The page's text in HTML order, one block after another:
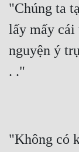
"Chúng ta
lấy mấy cái
nguyện ý
. ."
"Không có